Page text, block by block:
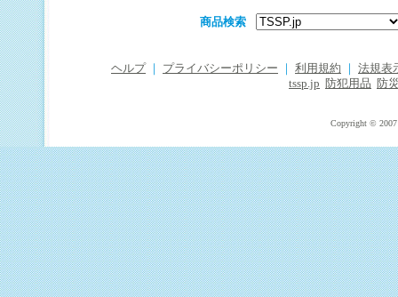
商品検索
ヘルプ プライバシーポリシー 利用規約
法規表
tssp.jp
防犯用品 防
Copyright © 2007